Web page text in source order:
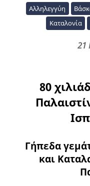
Αλληλεγγύη
Καταλονία
21
80
Γήπεδα
και